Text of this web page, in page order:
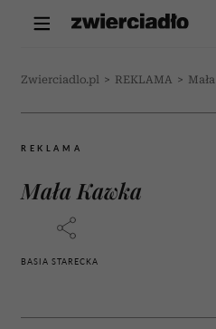
Zwierciadlo.pl > REKLAMA >
REKLAMA
Mała Kawka
BASIA STARECKA